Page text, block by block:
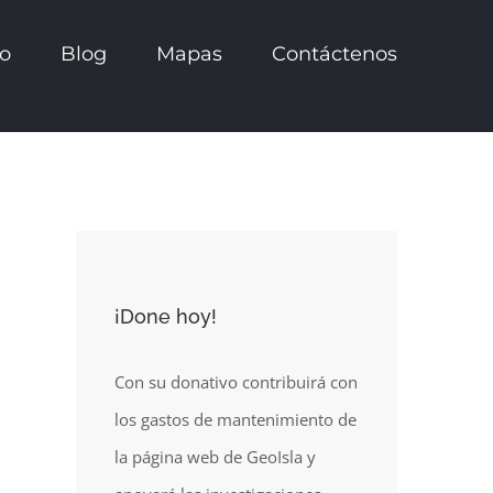
Blog Mapas Contáctenos
¡Done hoy!
Con su donativo contribuirá con
los gastos de mantenimiento de
la página web de GeoIsla y